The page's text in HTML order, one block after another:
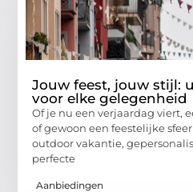
Jouw feest, jouw stijl:
voor elke gelegenheid
Of je nu een verjaardag viert,
of gewoon een feestelijke
outdoor vakantie,
perfecte
Aanbiedingen